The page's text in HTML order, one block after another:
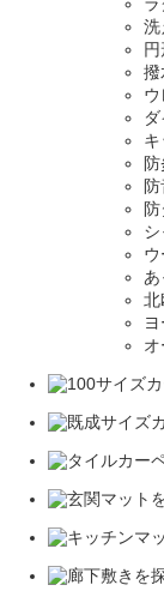
洗
撥
北